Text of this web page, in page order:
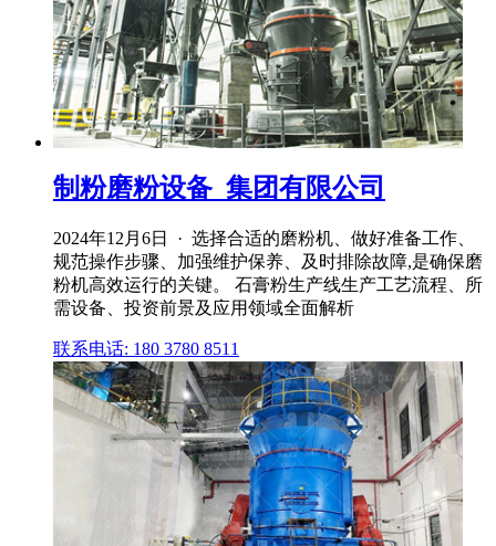
制粉磨粉设备_集团有限公司
2024年12月6日 · 选择合适的磨粉机、做好准备工作、
规范操作步骤、加强维护保养、及时排除故障,是确保磨
粉机高效运行的关键。 石膏粉生产线生产工艺流程、所
需设备、投资前景及应用领域全面解析
联系电话: 180 3780 8511